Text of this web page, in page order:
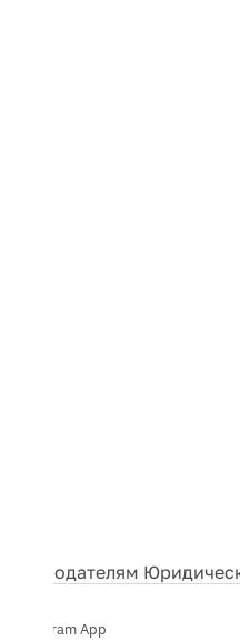
Рекламодателям
Telegram App